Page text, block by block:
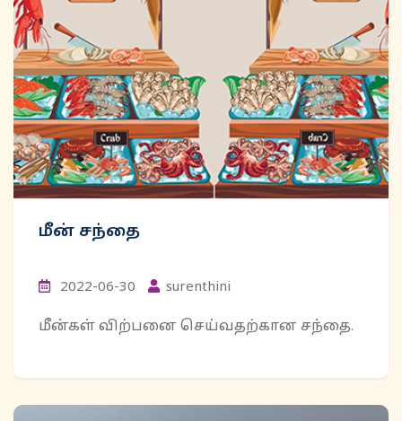
மீன் சந்தை
2022-06-30 surenthini
மீன்கள் விற்பனை செய்வதற்கான சந்தை.